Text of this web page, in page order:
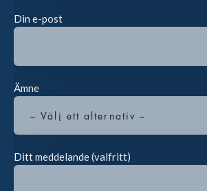
Din e-post
Ämne
Ditt meddelande (valfritt)